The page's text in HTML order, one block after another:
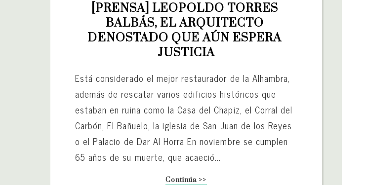
[PRENSA] LEOPOLDO TORRES
BALBÁS, EL ARQUITECTO
DENOSTADO QUE AÚN ESPERA
JUSTICIA
Está considerado el mejor restaurador de la Alhambra,
además de rescatar varios edificios históricos que
estaban en ruina como la Casa del Chapiz, el Corral del
Carbón, El Bañuelo, la iglesia de San Juan de los Reyes
o el Palacio de Dar Al Horra En noviembre se cumplen
65 años de su muerte, que acaeció...
Continúa >>